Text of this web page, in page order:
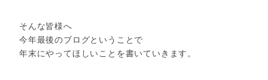
そんな皆様へ
今年最後のブログということで
年末にやってほしいことを書いていきます。